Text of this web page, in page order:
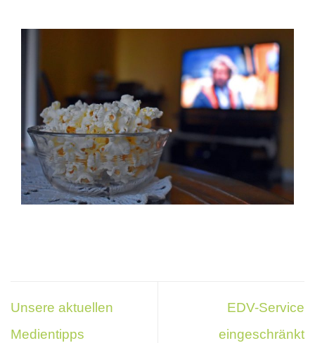
Unsere aktuellen
Medientipps
EDV-Service
eingeschränkt